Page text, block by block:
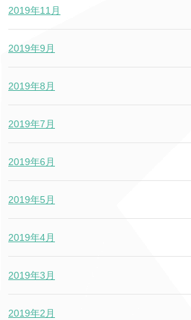
2019年11月
2019年9月
2019年8月
2019年7月
2019年6月
2019年5月
2019年4月
2019年3月
2019年2月